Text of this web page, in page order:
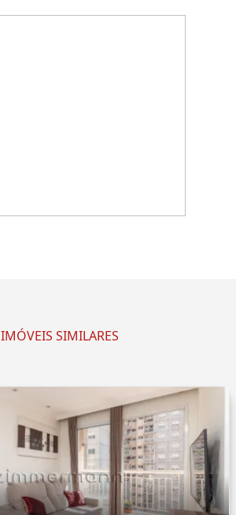
IMÓVEIS SIMILARES